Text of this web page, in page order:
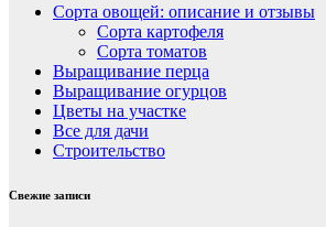
Сорта овощей: описание и отзывы
Сорта картофеля
Сорта томатов
Выращивание перца
Выращивание огурцов
Цветы на участке
Все для дачи
Строительство
Свежие записи